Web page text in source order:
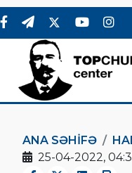
ANA SƏHIFƏ
25-04-2022,